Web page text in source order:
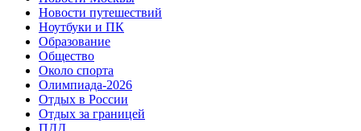
Новости путешествий
Ноутбуки и ПК
Образование
Общество
Около спорта
Олимпиада-2026
Отдых в России
Отдых за границей
ПДД